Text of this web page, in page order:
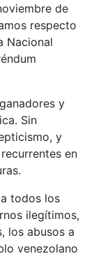
de
respecto
Nacional
y
Sin
y
en
todos los
ilegítimos,
los abusos a
venezolano